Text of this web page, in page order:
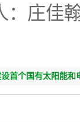
庄佳
首个国有太阳能和